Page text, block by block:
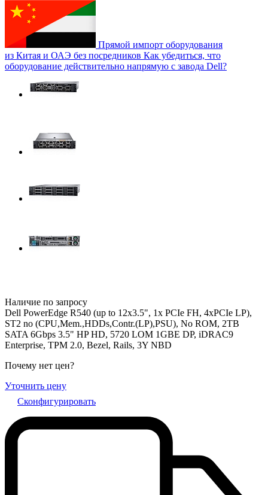
Прямой импорт оборудования
из Китая и ОАЭ без посредников Как убедиться, что
оборудование действительно напрямую с завода Dell?
Наличие по запросу
Dell PowerEdge R540 (up to 12x3.5", 1x PCIe FH, 4xPCIe LP),
ST2 no (CPU,Mem.,HDDs,Contr.(LP),PSU), No ROM, 2TB
SATA 6Gbps 3.5" HP HD, 5720 LOM 1GBE DP, iDRAC9
Enterprise, TPM 2.0, Bezel, Rails, 3Y NBD
Почему нет цен?
Уточнить цену
Сконфигурировать